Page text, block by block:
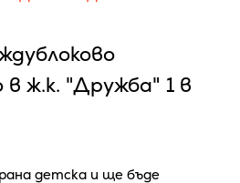
ж.к. "Дружба" 1 в
детска и ще бъде